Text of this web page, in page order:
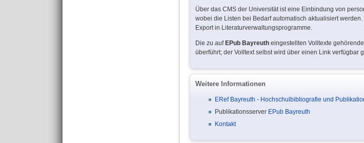
Über das CMS der Universität ist eine Einbindung von
wobei die Listen bei Bedarf automatisch aktualisiert
Export in Literaturverwaltungsprogramme.
Die zu auf EPub Bayreuth eingestellten Volltexte
überführt; der Volltext selbst wird über einen Link verfügbar
Weitere Informationen
ERef Bayreuth - Hochschulbibliografie und
Publikationsserver EPub Bayreuth
Kontakt